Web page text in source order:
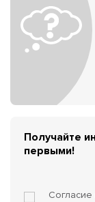
Получайте
первыми!